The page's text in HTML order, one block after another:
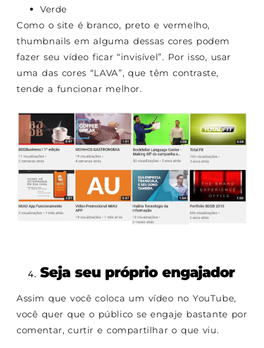
Verde
Como o site é branco, preto e vermelho,
thumbnails em alguma dessas cores podem
fazer seu vídeo ficar “invisível”. Por isso, usar
uma das cores “LAVA”, que têm contraste,
tende a funcionar melhor.
Seja seu próprio engajador
Assim que você coloca um vídeo no YouTube,
você quer que o público se engaje bastante por
comentar, curtir e compartilhar o que viu.